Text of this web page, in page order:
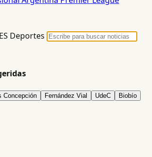
Deportes
Concepción Fernández Vial UdeC Biobío